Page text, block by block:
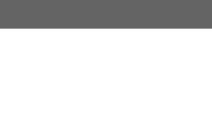
springen